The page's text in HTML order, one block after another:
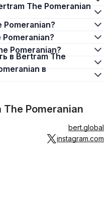
Pomeranian?
Pomeranian?
Pomeranian?
Pomeranian
bert.global
instagram.com